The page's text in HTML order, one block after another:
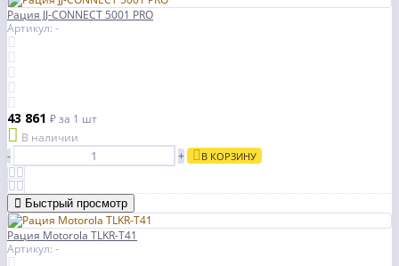
Рация JJ-CONNECT 5001 PRO
Артикул: -
43 861 ₽за 1 шт
В наличии
-
+ В КОРЗИНУ
Быстрый просмотр
Рация Motorola TLKR-T41
Артикул: -